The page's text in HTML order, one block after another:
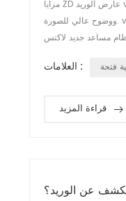
مزايا ZD عارض الوريد v الآثار الجانبية التصوير بالألوان الكاملة ، يمكنه ضبط لون صور الأوعية الدموية والخلفية بشكل تعسفي ، وزيادة التباين ، وتحقيق تأثيرات تصوير دقيقة
ووضوح عالي للصورة. v جانب السلامة إنها تعتمد مصدر ضوء بارد طبي آمن ، بدون ليزر ، والذي يمكن أن يمنع الأداة بشكل فعال من إيذاء عيون المستخدمين والمرضى. v
العلامات :
قراءة المزيد
عن الوريد؟